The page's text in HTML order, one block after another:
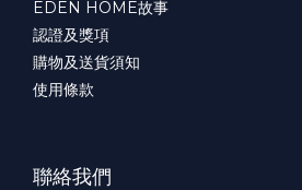
EDEN HOME故事
認證及獎項
購物及送貨須知
使用條款
聯絡我們